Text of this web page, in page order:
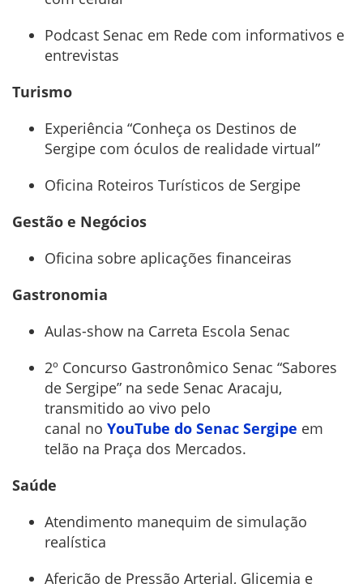
Podcast Senac em Rede com informativos e
entrevistas
Turismo
Experiência “Conheça os Destinos de
Sergipe com óculos de realidade virtual”
Oficina Roteiros Turísticos de Sergipe
Gestão e Negócios
Oficina sobre aplicações financeiras
Gastronomia
Aulas-show na Carreta Escola Senac
2º Concurso Gastronômico Senac “Sabores
de Sergipe” na sede Senac Aracaju,
transmitido ao vivo pelo
canal no YouTube do Senac Sergipe em
telão na Praça dos Mercados.
Saúde
Atendimento manequim de simulação
realística
Aferição de Pressão Arterial, Glicemia e